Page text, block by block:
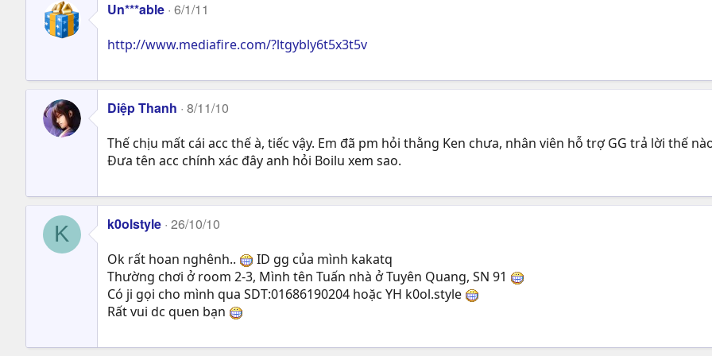
Un***able 6/1/11
http://www.mediafire.com/?ltgybly6t5x3t5v
Diệp Thanh 8/11/10
Thế chịu mất cái acc thế à, tiếc vậy. Em đã pm hỏi thằng Ken chưa, nhân viên hỗ trợ GG trả lời thế
Đưa tên acc chính xác đây anh hỏi Boilu xem sao.
K k0olstyle 26/10/10
Ok rất hoan nghênh..
ID gg của mình kakatq
Thường chơi ở room 2-3, Mình tên Tuấn nhà ở Tuyên Quang, SN 91
Có ji gọi cho mình qua SDT:01686190204 hoặc YH k0ol.style
Rất vui dc quen bạn